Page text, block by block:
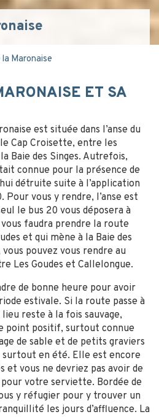
la Maronaise
ET SA
est située dans l’anse du
Cap Croisette, entre les
Baie des Singes. Autrefois,
connue pour la présence de
détruite suite à l’application
vous y rendre, l’anse est
le bus 20 vous déposera à
faudra prendre la route
et qui mène à la Baie des
pouvez vous rendre au
Les Goudes et Callelongue.
de bonne heure pour avoir
estivale. Si la route passe à
reste à la fois sauvage,
point positif, surtout connue
de sable et de petits graviers
surtout en été. Elle est encore
et vous ne devriez pas avoir de
votre serviette. Bordée de
y réfugier pour y trouver un
les jours d’affluence. La